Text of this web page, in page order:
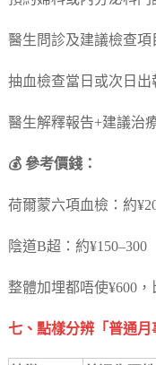
醫生問診及建議檢查
抽血檢查當日或次日出
醫生解釋報告+建議治
💰 參考價錢：
荷爾蒙六項血檢：約
陰道B超：約¥150–300
整體加埋都唔使¥600
七、點樣分辨「普通月